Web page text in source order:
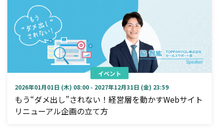
イベント
2026年01月01日 (木) 08:00 - 2027年12月31日 (金) 23:59
もう“ダメ出し”されない！経営層を動かすWebサイト
リニューアル企画の立て方